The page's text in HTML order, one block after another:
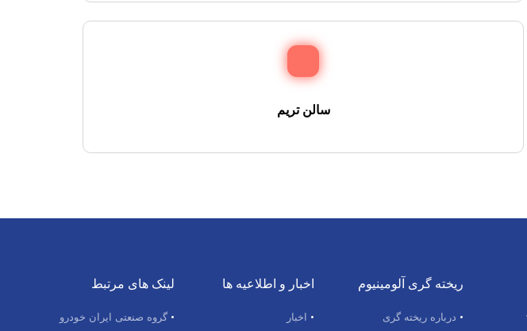
سالن تریم
ریخته گری آلومینیوم
درباره ریخته گری
اخبار و اطلاعیه ها
اخبار
لینک های مرتبط
گروه صنعتی ایران خودرو